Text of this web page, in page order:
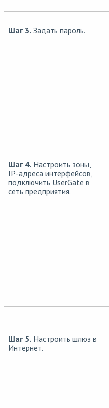
Шаг 3. Задать пароль.
Шаг 4. Настроить зоны,
IP-адреса интерфейсов,
подключить UserGate в
сеть предприятия.
Шаг 5. Настроить шлюз в
Интернет.